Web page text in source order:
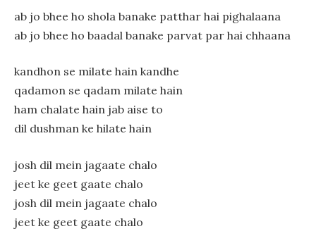
ab jo bhee ho shola banake patthar hai pighalaana
ab jo bhee ho baadal banake parvat par hai chhaana
kandhon se milate hain kandhe
qadamon se qadam milate hain
ham chalate hain jab aise to
dil dushman ke hilate hain
josh dil mein jagaate chalo
jeet ke geet gaate chalo
josh dil mein jagaate chalo
jeet ke geet gaate chalo